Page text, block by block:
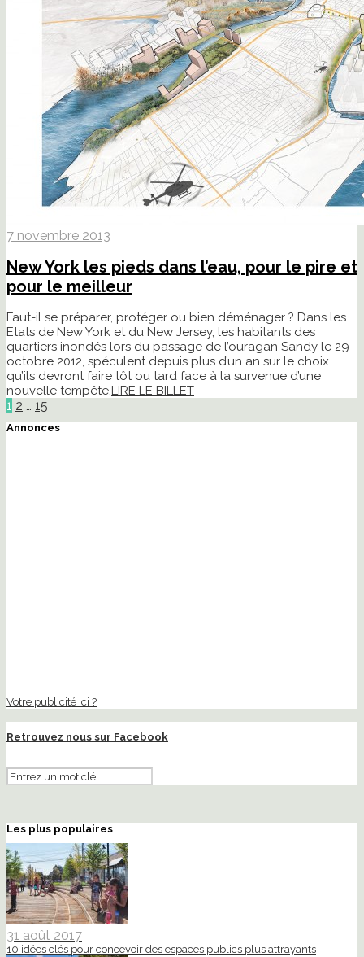
7 novembre 2013
New York les pieds dans l’eau, pour le pire et
pour le meilleur
Faut-il se préparer, protéger ou bien déménager ? Dans les
Etats de New York et du New Jersey, les habitants des
quartiers inondés lors du passage de l’ouragan Sandy le 29
octobre 2012, spéculent depuis plus d’un an sur le choix
qu’ils devront faire tôt ou tard face à la survenue d’une
nouvelle tempête.LIRE LE BILLET
1 2 … 15
Annonces
Votre publicité ici ?
Retrouvez nous sur Facebook
Les plus populaires
31 août 2017
10 idées clés pour concevoir des espaces publics plus attrayants